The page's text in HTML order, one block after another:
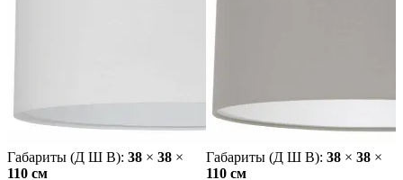
Габариты (Д Ш В): 38 × 38 ×
110 cм
Габариты (Д Ш В): 38 × 38 ×
110 cм